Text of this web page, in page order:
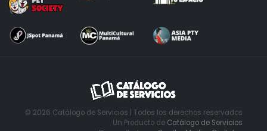
© 2026 Catálogo de Servicios | Todos los derechos reservados
Un Producto de Catálogo de Servicios